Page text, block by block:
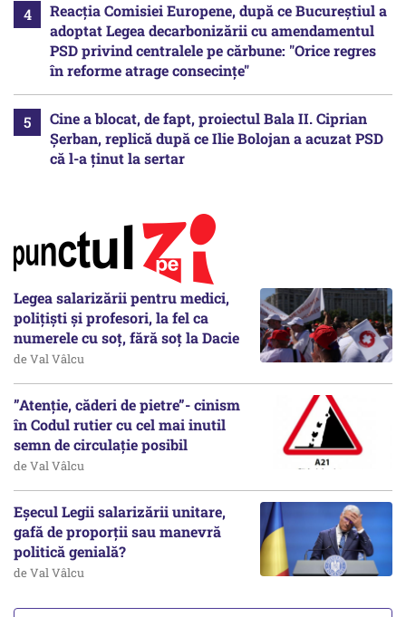
Reacția Comisiei Europene, după ce Bucureștiul a
adoptat Legea decarbonizării cu amendamentul
PSD privind centralele pe cărbune: "Orice regres
în reforme atrage consecințe"
Cine a blocat, de fapt, proiectul Bala II. Ciprian
Șerban, replică după ce Ilie Bolojan a acuzat PSD
că l-a ținut la sertar
Legea salarizării pentru medici,
polițiști și profesori, la fel ca
numerele cu soț, fără soț la Dacie
de Val Vâlcu
”Atenție, căderi de pietre”- cinism
în Codul rutier cu cel mai inutil
semn de circulație posibil
de Val Vâlcu
Eșecul Legii salarizării unitare,
gafă de proporții sau manevră
politică genială?
de Val Vâlcu